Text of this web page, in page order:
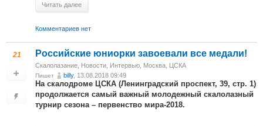
Читать далее
Комментариев нет
21 Российские юниорки завоевали все медали!
Скалолазание Новости Интервью Москва, ЦСКА
Пишет billy, 13.08.2018 09:49
На скалодроме ЦСКА (Ленинградский проспект, 39, стр. 1)
продолжается самый важный молодежный скалолазный
турнир сезона – первенство мира-2018.